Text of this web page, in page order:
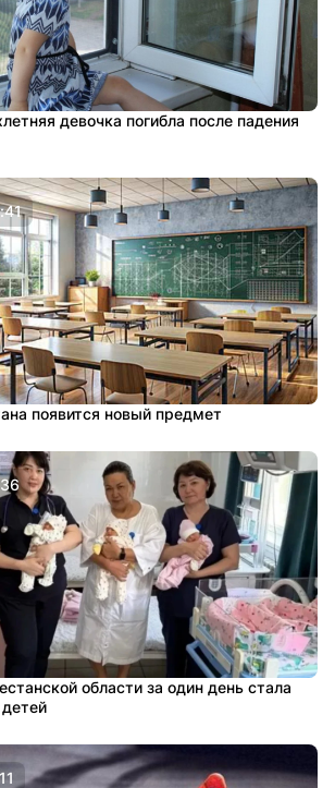
девочка погибла после падения
появится новый предмет
области за один день стала